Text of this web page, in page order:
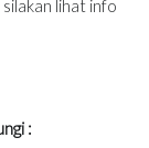
lihat info
: